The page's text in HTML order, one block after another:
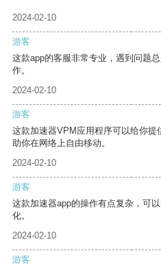
2024-02-10
游客
这款app的客服非常专业，遇到问题
作。
2024-02-10
游客
这款加速器VPM应用程序可以给你
助你在网络上自由移动。
2024-02-10
游客
这款加速器app的操作有点复杂，可
化。
2024-02-10
游客